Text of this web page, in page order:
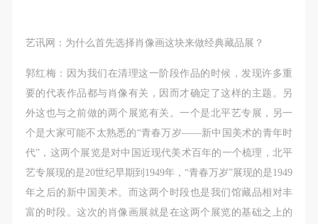
艺讯网：为什么首先选择肖像画这块来做经典藏品展？
郭红梅：因为我们在清理这一阶段作品的时候，发现许多重
要的代表作品都与肖像有关，因而才确定了这样的主题。另
外这也与之前做的两个展览有关。一个是北平艺专展，另一
个是大家可能不太熟悉的“青春万岁——新中国美术的青年时
代”，这两个展览是对中国近现代美术百年的一个梳理，北平
艺专展现的是20世纪早期到1949年，“青春万岁”展现的是1949
年之后的新中国美术。而这两个时段也是我们馆藏品相对丰
富的时段。这次的肖像画展就是在这两个展览的基础之上的
和观众进行良好互动。以学院的学术研究为基础，积
极策划国际、国内多视角、多领域的展览、论坛及公
共教育活动，为美院师生、中外艺术家以及社会公众
提供一个交流、学习、展示的平台。作为一家公益性
单位，其开展的公共教育活动以学术性和公益性为
主。
（3）、乙方为甲方拍摄中央美术学院公共教育部所
有公教活动。
二、拍摄内容、使用形式、使用地域范围
和观众进行良好互动。以学院的学术研究为基础，积
极策划国际、国内多视角、多领域的展览、论坛及公
共教育活动，为美院师生、中外艺术家以及社会公众
提供一个交流、学习、展示的平台。作为一家公益性
单位，其开展的公共教育活动以学术性和公益性为
主。
（3）、乙方为甲方拍摄中央美术学院公共教育部所
有公教活动。
二、拍摄内容、使用形式、使用地域范围
和观众进行良好互动。以学院的学术研究为基础，积
极策划国际、国内多视角、多领域的展览、论坛及公
共教育活动，为美院师生、中外艺术家以及社会公众
提供一个交流、学习、展示的平台。作为一家公益性
单位，其开展的公共教育活动以学术性和公益性为
主。
（3）、乙方为甲方拍摄中央美术学院公共教育部所
有公教活动。
二、拍摄内容、使用形式、使用地域范围
快捷登录 帐号密码登录